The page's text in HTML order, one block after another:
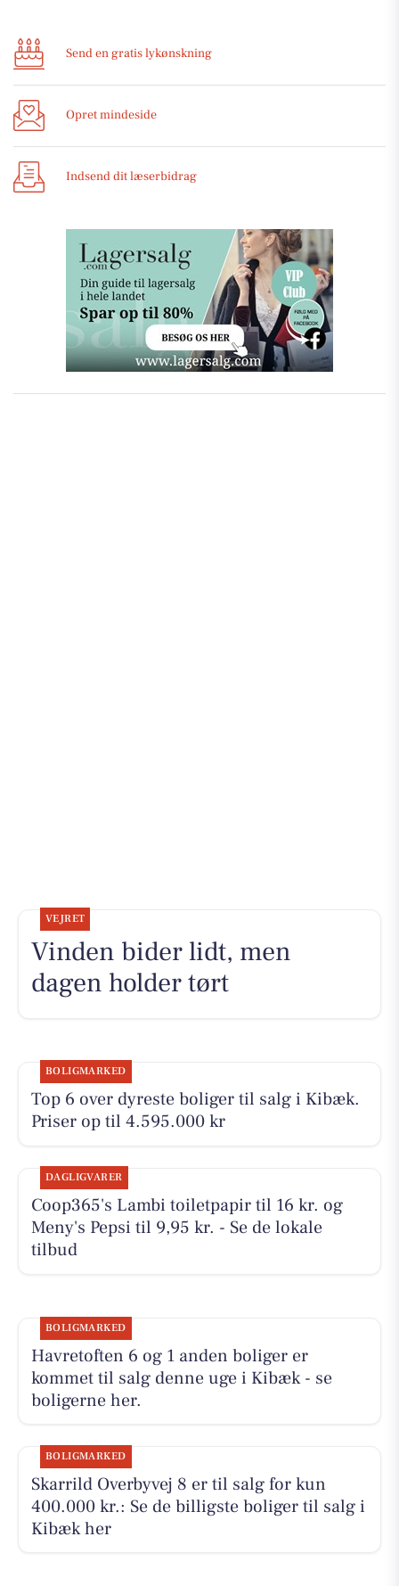
Send en gratis lykønskning
Opret mindeside
Indsend dit læserbidrag
VEJRET
Vinden bider lidt, men
dagen holder tørt
BOLIGMARKED
Top 6 over dyreste boliger til salg i Kibæk.
Priser op til 4.595.000 kr
DAGLIGVARER
Coop365's Lambi toiletpapir til 16 kr. og
Meny's Pepsi til 9,95 kr. - Se de lokale
tilbud
BOLIGMARKED
Havretoften 6 og 1 anden boliger er
kommet til salg denne uge i Kibæk - se
boligerne her.
BOLIGMARKED
Skarrild Overbyvej 8 er til salg for kun
400.000 kr.: Se de billigste boliger til salg i
Kibæk her